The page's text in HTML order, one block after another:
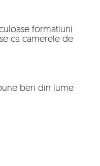
formatiuni
ca camerele de
beri din lume